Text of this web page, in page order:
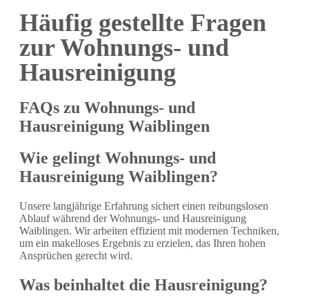
Häufig gestellte Fragen
zur Wohnungs- und
Hausreinigung
FAQs zu Wohnungs- und
Hausreinigung Waiblingen
Wie gelingt Wohnungs- und
Hausreinigung Waiblingen?
Unsere langjährige Erfahrung sichert einen reibungslosen
Ablauf während der Wohnungs- und Hausreinigung
Waiblingen. Wir arbeiten effizient mit modernen Techniken,
um ein makelloses Ergebnis zu erzielen, das Ihren hohen
Ansprüchen gerecht wird.
Was beinhaltet die Hausreinigung?